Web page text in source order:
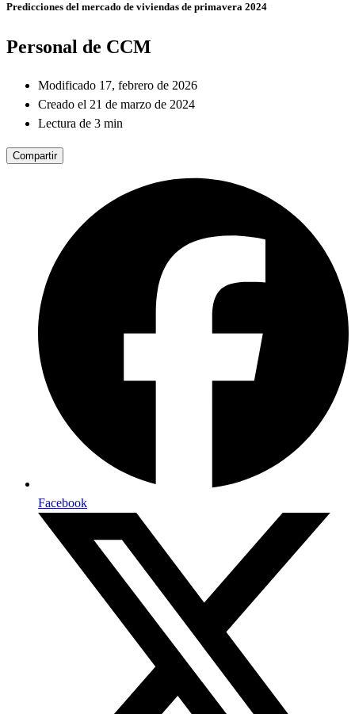
Predicciones del mercado de viviendas de primavera 2024
Personal de CCM
Modificado 17, febrero de 2026
Creado el 21 de marzo de 2024
Lectura de 3 min
Compartir
Facebook